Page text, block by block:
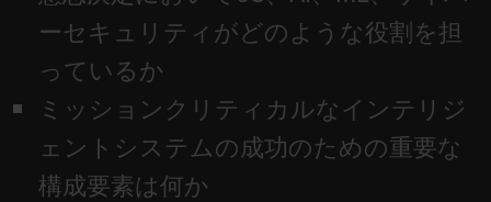
ーセキュリティがどのような役割を担
っているか
ミッションクリティカルなインテリジ
ェントシステムの成功のための重要な
構成要素は何か